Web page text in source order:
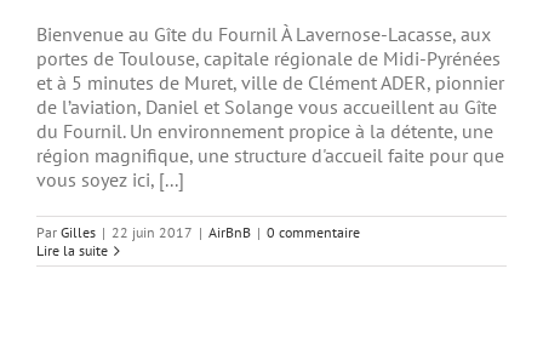
Bienvenue au Gîte du Fournil À Lavernose-Lacasse, aux
portes de Toulouse, capitale régionale de Midi-Pyrénées
et à 5 minutes de Muret, ville de Clément ADER, pionnier
de l’aviation, Daniel et Solange vous accueillent au Gîte
du Fournil. Un environnement propice à la détente, une
région magnifique, une structure d'accueil faite pour que
vous soyez ici, [...]
Par Gilles | 22 juin 2017 | AirBnB | 0 commentaire
Lire la suite